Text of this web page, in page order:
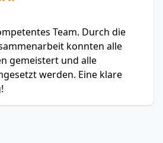
Team. Durch die
konnten alle
gemeistert und alle
werden. Eine klare